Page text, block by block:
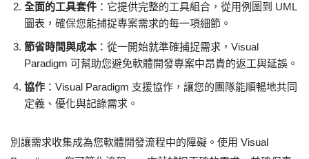
全面的工具套件 ：它提供完整的工具組合，從用例圖到 UML
圖表，確保您能捕捉專案需求的每一項細節。
節省時間與成本 ：從一開始就準確捕捉需求，Visual
Paradigm 可幫助您避免軟體開發專案中昂貴的返工與延誤。
協作 ：Visual Paradigm 支援協作，讓您的團隊能順暢地共同
定義、優化與記錄需求。
別讓需求收集成為您軟體開發流程中的障礙。使用 Visual